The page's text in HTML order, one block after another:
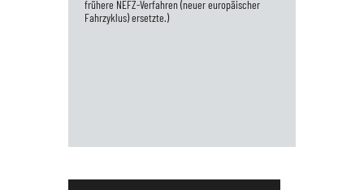
frühere NEFZ-Verfahren (neuer europäischer
Fahrzyklus) ersetzte.)
Gang* (*Kraftstoffverbrauch in l/100 km: